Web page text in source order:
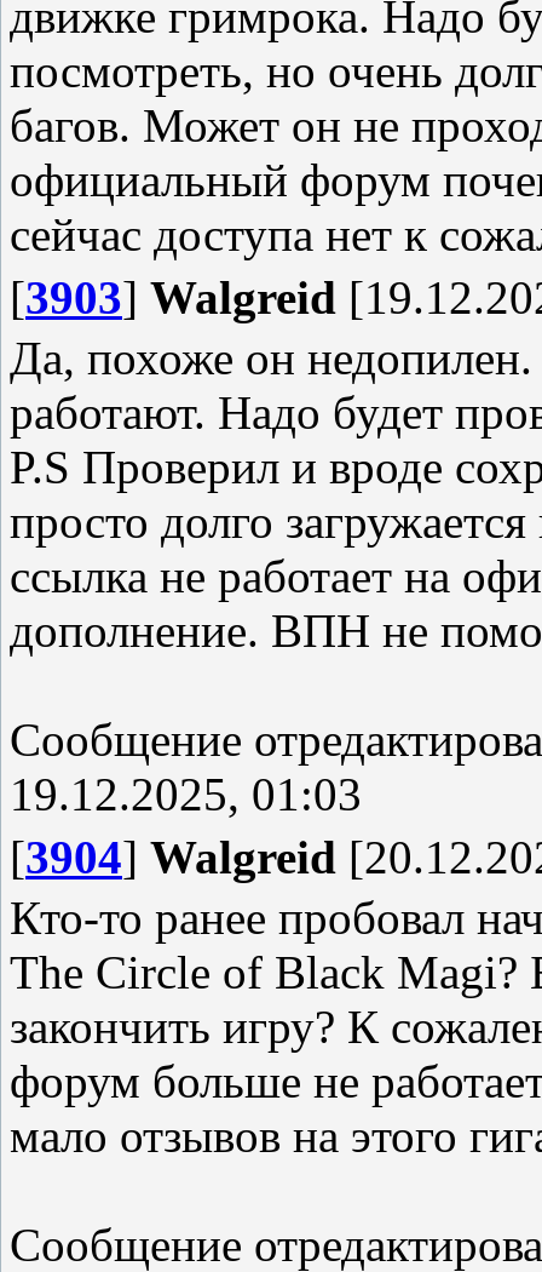
движке гримрока. Надо
посмотреть, но очень
багов. Может он не
официальный форум
сейчас доступа нет к
[3903] Walgreid
Да, похоже он недопилен.
работают. Надо будет
P.S Проверил и вроде
просто долго
ссылка не работает на
дополнение. ВПН не
Сообщение
19.12.2025, 01:03
[3904] Walgreid
Кто-то ранее пробовал
The Circle of Black
закончить игру? К
форум больше не
мало отзывов на этого
Сообщение